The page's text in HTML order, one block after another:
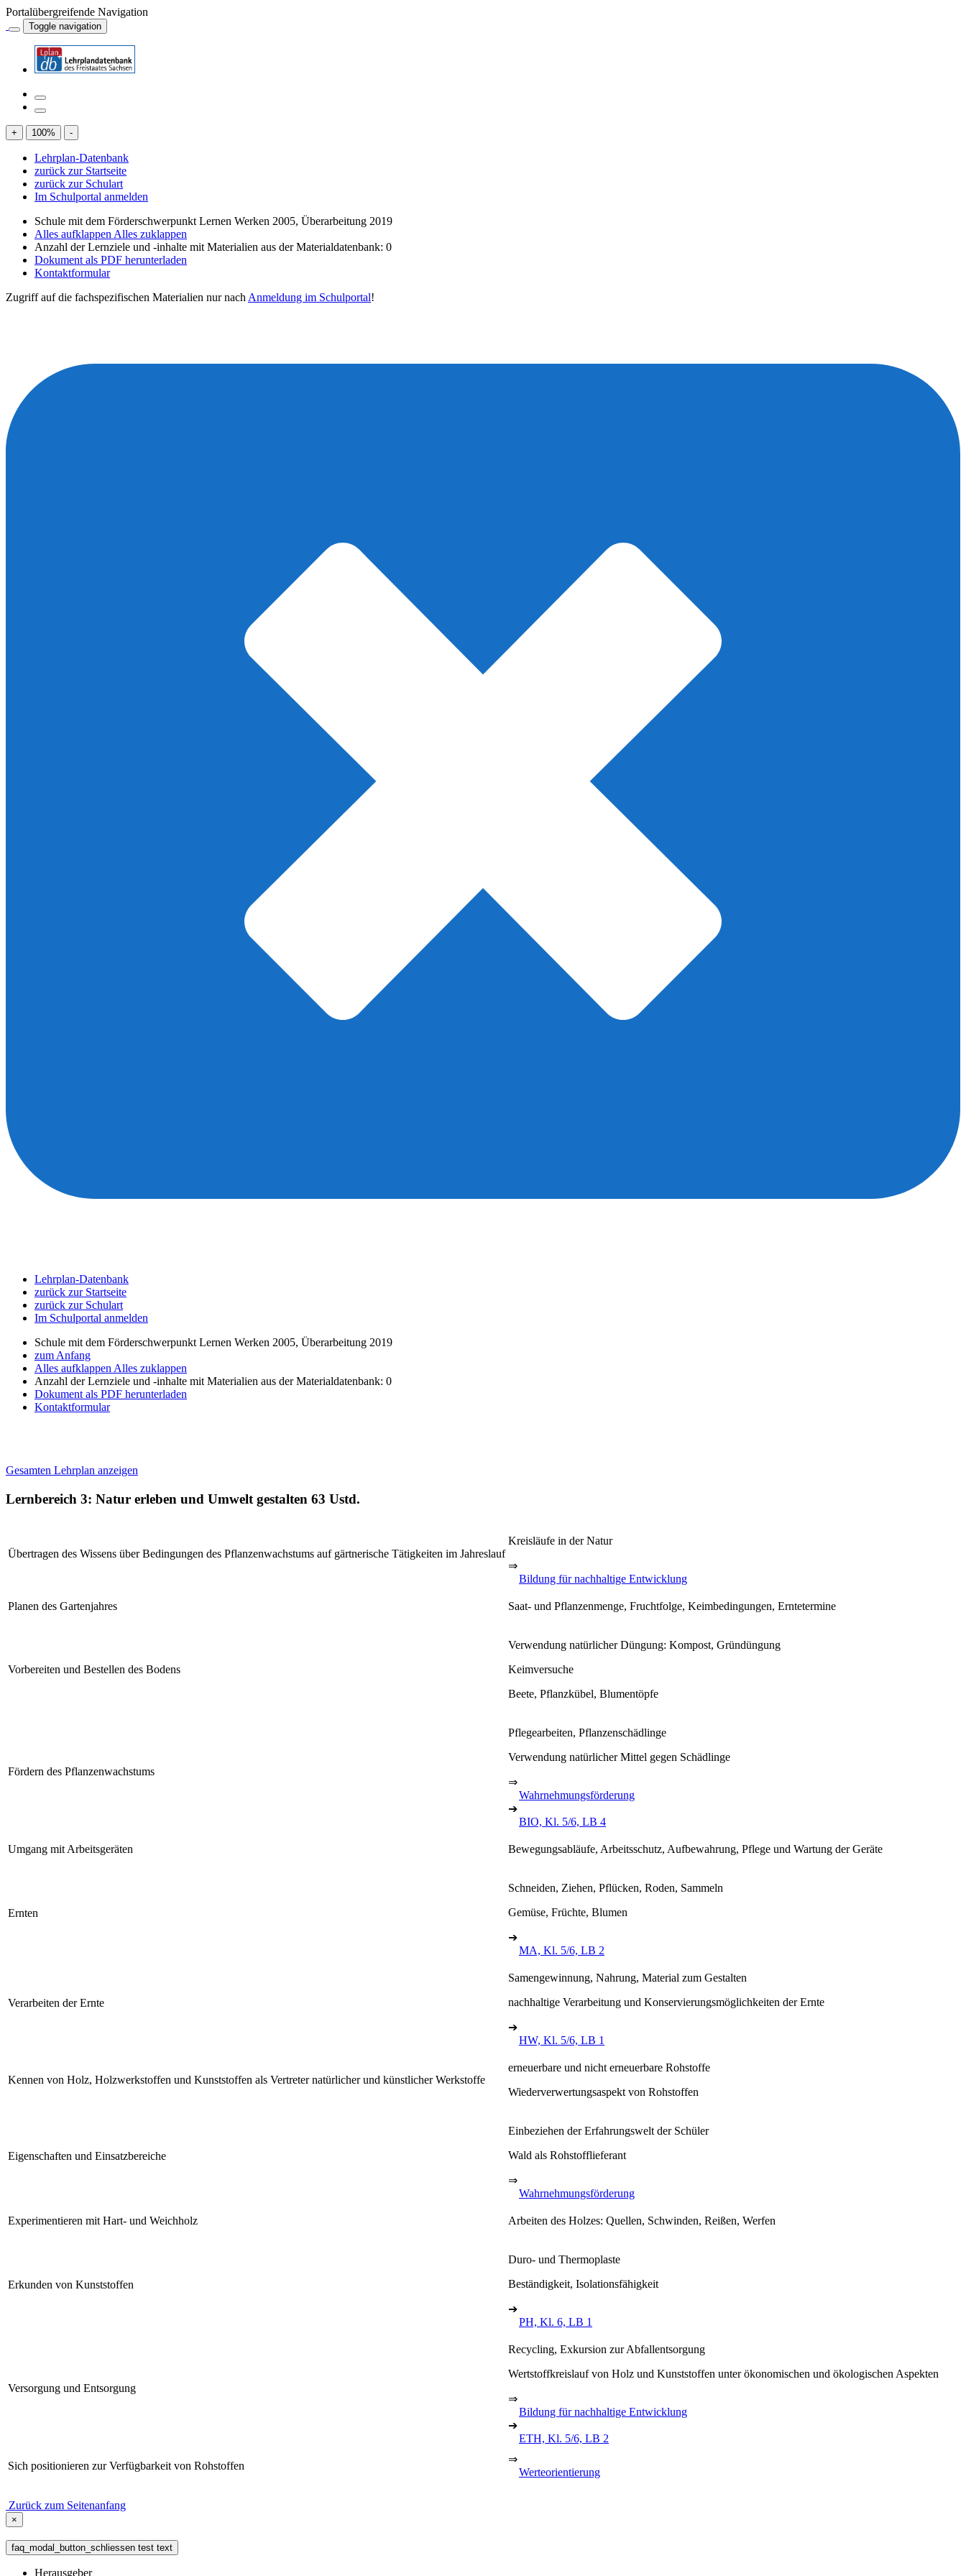
Portalübergreifende Navigation
Toggle navigation
+ 100% -
Lehrplan-Datenbank
zurück zur Startseite
zurück zur Schulart
Im Schulportal anmelden
Schule mit dem Förderschwerpunkt Lernen Werken 2005, Überarbeitung 2019
Alles aufklappen Alles zuklappen
Anzahl der Lernziele und -inhalte mit Materialien aus der Materialdatenbank: 0
Dokument als PDF herunterladen
Kontaktformular
Zugriff auf die fachspezifischen Materialien nur nach Anmeldung im Schulportal!
Lehrplan-Datenbank
zurück zur Startseite
zurück zur Schulart
Im Schulportal anmelden
Schule mit dem Förderschwerpunkt Lernen Werken 2005, Überarbeitung 2019
zum Anfang
Alles aufklappen Alles zuklappen
Anzahl der Lernziele und -inhalte mit Materialien aus der Materialdatenbank: 0
Dokument als PDF herunterladen
Kontaktformular
Gesamten Lehrplan anzeigen
Lernbereich 3: Natur erleben und Umwelt gestalten 63 Ustd.
Übertragen des Wissens über Bedingungen des Pflanzenwachstums auf gärtnerische Tätigkeiten im Jahreslauf
Kreisläufe in der Natur
⇒
Bildung für nachhaltige Entwicklung
Planen des Gartenjahres Saat- und Pflanzenmenge, Fruchtfolge, Keimbedingungen, Erntetermine
Vorbereiten und Bestellen des Bodens
Verwendung natürlicher Düngung: Kompost, Gründüngung
Keimversuche
Beete, Pflanzkübel, Blumentöpfe
Fördern des Pflanzenwachstums
Pflegearbeiten, Pflanzenschädlinge
Verwendung natürlicher Mittel gegen Schädlinge
⇒
Wahrnehmungsförderung
➔
BIO, Kl. 5/6, LB 4
Umgang mit Arbeitsgeräten Bewegungsabläufe, Arbeitsschutz, Aufbewahrung, Pflege und Wartung der Geräte
Ernten
Schneiden, Ziehen, Pflücken, Roden, Sammeln
Gemüse, Früchte, Blumen
➔
MA, Kl. 5/6, LB 2
Verarbeiten der Ernte
Samengewinnung, Nahrung, Material zum Gestalten
nachhaltige Verarbeitung und Konservierungsmöglichkeiten der Ernte
➔
HW, Kl. 5/6, LB 1
Kennen von Holz, Holzwerkstoffen und Kunststoffen als Vertreter natürlicher und künstlicher Werkstoffe
erneuerbare und nicht erneuerbare Rohstoffe
Wiederverwertungsaspekt von Rohstoffen
Eigenschaften und Einsatzbereiche
Einbeziehen der Erfahrungswelt der Schüler
Wald als Rohstofflieferant
⇒
Wahrnehmungsförderung
Experimentieren mit Hart- und Weichholz Arbeiten des Holzes: Quellen, Schwinden, Reißen, Werfen
Erkunden von Kunststoffen
Duro- und Thermoplaste
Beständigkeit, Isolationsfähigkeit
➔
PH, Kl. 6, LB 1
Versorgung und Entsorgung
Recycling, Exkursion zur Abfallentsorgung
Wertstoffkreislauf von Holz und Kunststoffen unter ökonomischen und ökologischen Aspekten
⇒
Bildung für nachhaltige Entwicklung
➔
ETH, Kl. 5/6, LB 2
Sich positionieren zur Verfügbarkeit von Rohstoffen
⇒
Werteorientierung
Zurück zum Seitenanfang
×
faq_modal_button_schliessen test text
Herausgeber